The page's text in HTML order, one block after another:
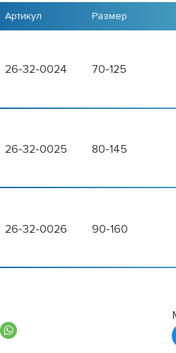
Артикул Размер
26-32-0024
70-125
26-32-0025
80-145
26-32-0026
90-160